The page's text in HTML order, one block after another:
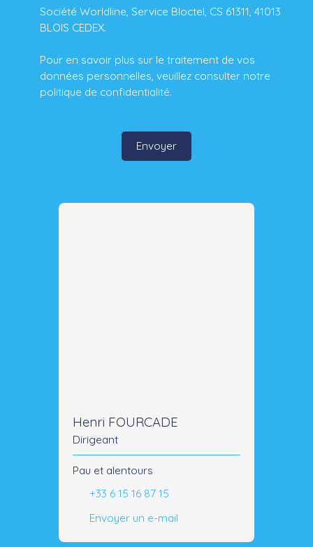
Société Worldline, Service Bloctel, CS 61311, 41013
BLOIS CEDEX.
Pour en savoir plus sur le traitement de vos
données personnelles, veuillez consulter notre
politique de confidentialité.
Envoyer
Henri FOURCADE
Dirigeant
Pau et alentours
+33 6 15 16 87 15
Envoyer un e-mail